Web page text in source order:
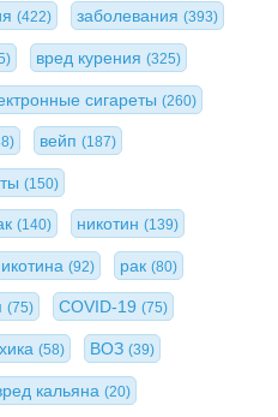
(422) заболевания (393)
вред курения (325)
сигареты(260)
вейп (187)
(150)
(140) никотин (139)
(92) рак (80)
(75) COVID-19 (75)
(58) ВОЗ (39)
кальяна (20)